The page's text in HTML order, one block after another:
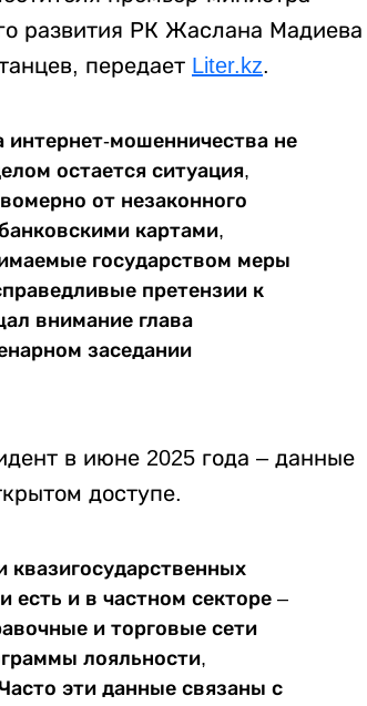
развития РК Жаслана Мадиева
передает Liter.kz.
интернет-мошенничества не
остается ситуация,
от незаконного
картами,
государством меры
претензии к
внимание глава
заседании
в июне 2025 года – данные
доступе.
квазигосударственных
есть и в частном секторе –
и торговые сети
лояльности,
эти данные связаны с